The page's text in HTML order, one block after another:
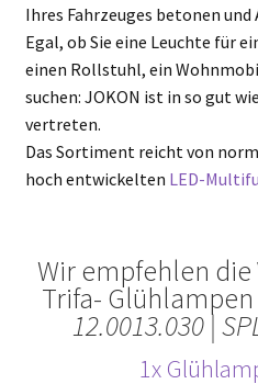
Ihres Fahrzeuges betonen
Egal, ob Sie eine Leuchte für
einen Rollstuhl, ein
suchen: JOKON ist in so gut
vertreten.
Das Sortiment reicht von
hoch entwickelten LED-
Wir empfehlen
Trifa-
12.0013.030 |
1x